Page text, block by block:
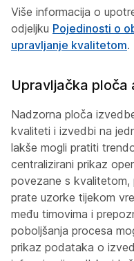
Više informacija o
odjeljku Pojedinosti o
upravljanje kvalitetom.
Upravljačka ploča
Nadzorna ploča
kvaliteti i izvedbi na
lakše mogli pratiti
centralizirani prikaz
povezane s kvalitetom,
prate uzorke tijekom
među timovima i
poboljšanja procesa
prikaz podataka o